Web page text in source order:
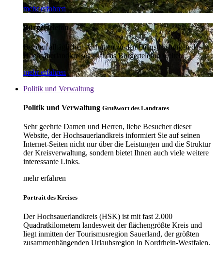
mehr erfahren
Bürgertelefon
Bei den alltäglichen Anfragen zu den Dienstleistungen des
Hochsauerlandkreises hilft das Bürgertelefon weiter.
mehr erfahren
Politik und Verwaltung
Politik und Verwaltung Grußwort des Landrates
Sehr geehrte Damen und Herren, liebe Besucher dieser
Website, der Hochsauerlandkreis informiert Sie auf seinen
Internet-Seiten nicht nur über die Leistungen und die Struktur
der Kreisverwaltung, sondern bietet Ihnen auch viele weitere
interessante Links.
mehr erfahren
Portrait des Kreises
Der Hochsauerlandkreis (HSK) ist mit fast 2.000
Quadratkilometern landesweit der flächengrößte Kreis und
liegt inmitten der Tourismusregion Sauerland, der größten
zusammenhängenden Urlaubsregion in Nordrhein-Westfalen.